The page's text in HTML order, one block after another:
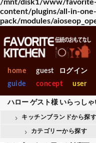
/mnt/disk1/www/
content/plugins/all-in-
pack/modules/
home guest ログイン
guide
concept user
ハロー ゲスト様いらっしゃ
キッチンブランドから探す
カテゴリーから探す
Chelf＆Sommelier
Bormioli Luigi
お見舞いおすすめギ
出産【内祝い】おすす
入園・入学【内祝】お
めギフト
製菓・ベ-カ-リー
整理＆店舗用品
気ランキング
製菓・ベ-カリ
整理＆店舗用
気ランキング